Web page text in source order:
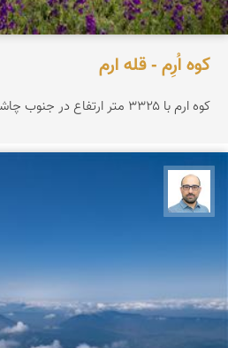
کوه اُرِم - قله ارم
کوه ارم با ۳۳۲۵ متر ارتفاع در جنوب چاشم